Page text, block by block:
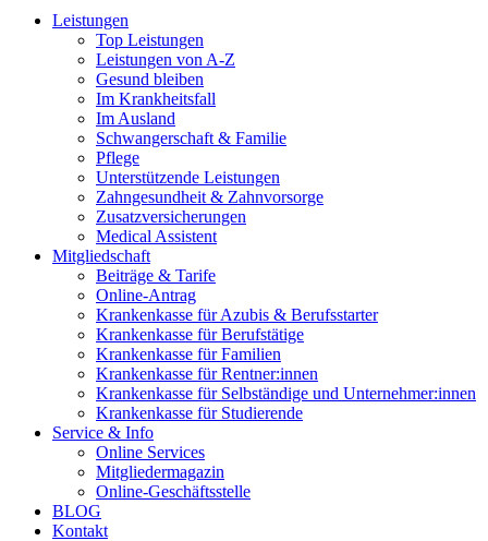
Leistungen
Top Leistungen
Leistungen von A-Z
Gesund bleiben
Im Krankheitsfall
Im Ausland
Schwangerschaft & Familie
Pflege
Unterstützende Leistungen
Zahngesundheit & Zahnvorsorge
Zusatzversicherungen
Medical Assistent
Mitgliedschaft
Beiträge & Tarife
Online-Antrag
Krankenkasse für Azubis & Berufsstarter
Krankenkasse für Berufstätige
Krankenkasse für Familien
Krankenkasse für Rentner:innen
Krankenkasse für Selbständige und Unternehmer:innen
Krankenkasse für Studierende
Service & Info
Online Services
Mitgliedermagazin
Online-Geschäftsstelle
BLOG
Kontakt